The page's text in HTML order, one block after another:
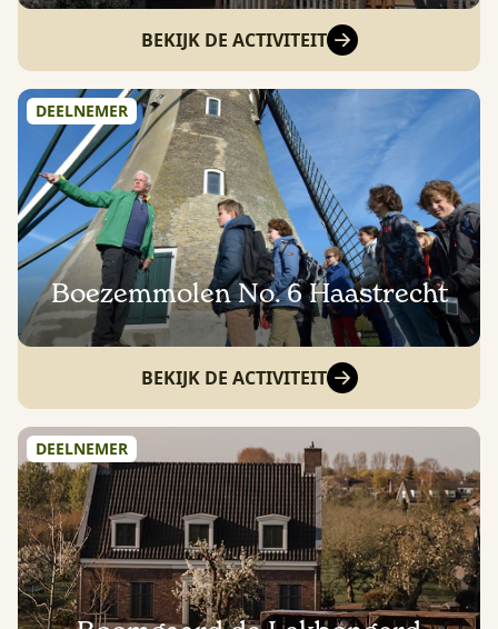
BEKIJK DE ACTIVITEIT
DEELNEMER
Boezemmolen No. 6 Haastrecht
BEKIJK DE ACTIVITEIT
DEELNEMER